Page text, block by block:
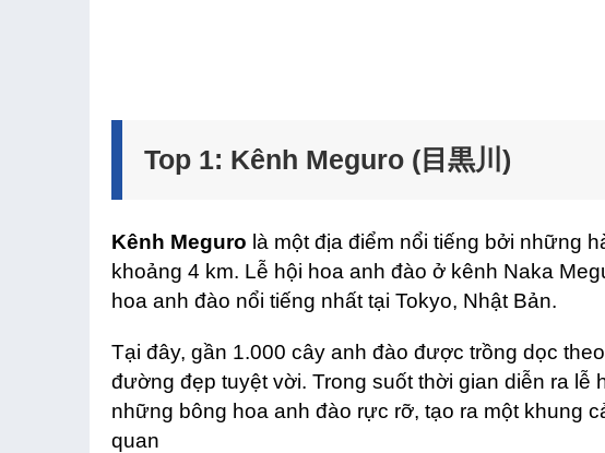
Top 1: Kênh Meguro (目黒川)
Kênh Meguro là một địa điểm nổi tiếng bởi những
khoảng 4 km. Lễ hội hoa anh đào ở kênh Naka
hoa anh đào nổi tiếng nhất tại Tokyo, Nhật Bản.
Tại đây, gần 1.000 cây anh đào được trồng dọc
đường đẹp tuyệt vời. Trong suốt thời gian diễn ra lễ
những bông hoa anh đào rực rỡ, tạo ra một khung
quan